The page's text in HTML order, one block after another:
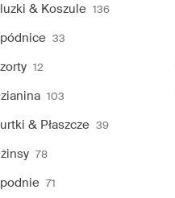
& Koszule 136
33
12
103
& Płaszcze 39
78
71